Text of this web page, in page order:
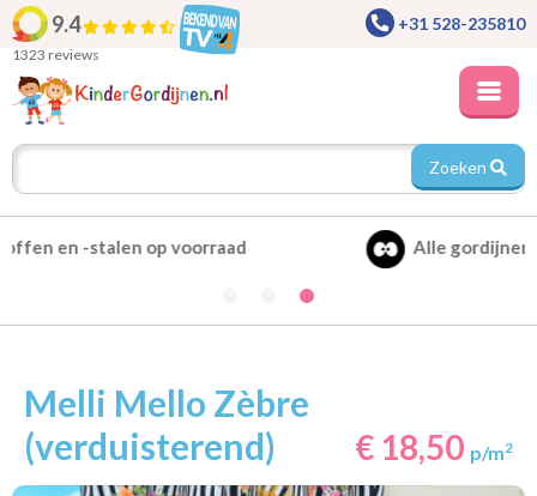
9.4
1323 reviews
+31 528-235810
Zoeken
Alle gordijnen verduisterend leverbaar
Melli Mello Zèbre
(verduisterend)
€ 18,50 p/m2